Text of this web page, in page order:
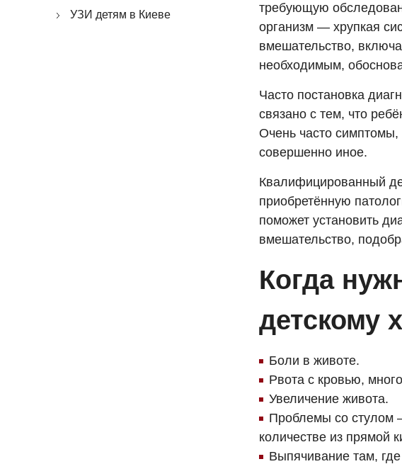
УЗИ детям в Киеве
требующую
организм — хрупкая
вмешательство,
необходимым,
Часто постановка
связано с тем, что
Очень часто симптомы,
совершенно иное.
Квалифицированный
приобретённую
поможет установить
вмешательство,
Когда
детскому
Боли в животе.
Рвота с кровью,
Увеличение живота.
Проблемы со стулом
количестве из прямой
Выпячивание там,